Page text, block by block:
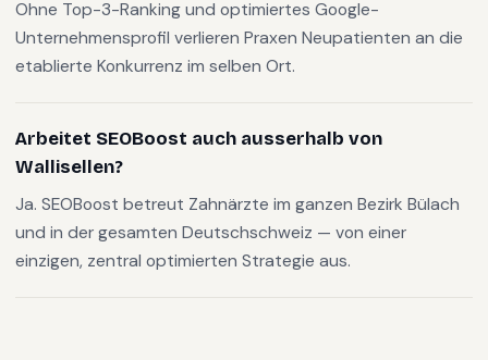
Ohne Top-3-Ranking und optimiertes Google-
Unternehmensprofil verlieren Praxen Neupatienten an die
etablierte Konkurrenz im selben Ort.
Arbeitet SEOBoost auch ausserhalb von
Wallisellen?
Ja. SEOBoost betreut Zahnärzte im ganzen Bezirk Bülach
und in der gesamten Deutschschweiz — von einer
einzigen, zentral optimierten Strategie aus.